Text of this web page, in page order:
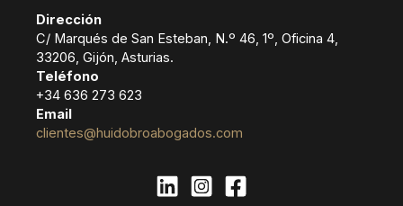
Dirección
C/ Marqués de San Esteban, N.º 46, 1º, Oficina 4,
33206, Gijón, Asturias.
Teléfono
+34 636 273 623
Email
clientes@huidobroabogados.com